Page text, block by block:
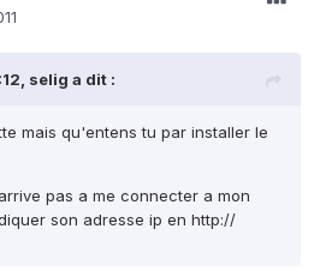
selig a dit :
mais qu'entens tu par installer le
pas a me connecter a mon
son adresse ip en http://